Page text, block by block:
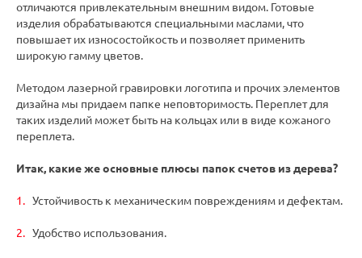
отличаются привлекательным внешним видом. Готовые
изделия обрабатываются специальными маслами, что
повышает их износостойкость и позволяет применить
широкую гамму цветов.
Методом лазерной гравировки логотипа и прочих элементов
дизайна мы придаем папке неповторимость. Переплет для
таких изделий может быть на кольцах или в виде кожаного
переплета.
Итак, какие же основные плюсы папок счетов из дерева?
Устойчивость к механическим повреждениям и дефектам.
Удобство использования.